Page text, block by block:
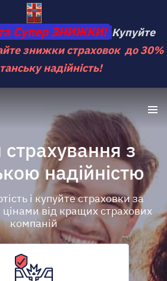
Супер ЗНИЖКИ! Купуйте
знижки страховок до 30%
надійність!
з
надійністю
і купуйте страховки за
від кращих страхових
компаній